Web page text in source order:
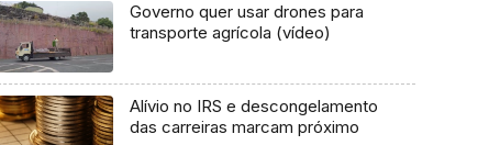
Governo quer usar drones para
transporte agrícola (vídeo)
Alívio no IRS e descongelamento
das carreiras marcam próximo